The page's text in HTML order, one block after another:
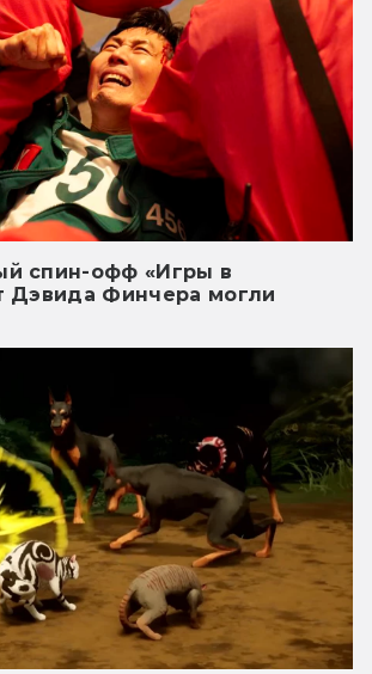
спин-офф «Игры в
Дэвида Финчера могли